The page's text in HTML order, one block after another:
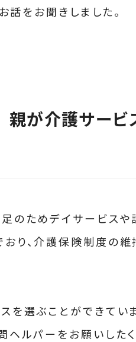
話をお聞きしました。
が介護サービ
のためデイサービス
り、介護保険制度の
を選ぶことができてい
ルパーをお願いしたく